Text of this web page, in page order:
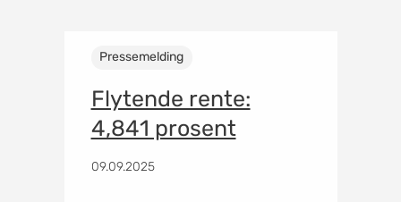
Pressemelding
Flytende rente:
4,841 prosent
09.09.2025